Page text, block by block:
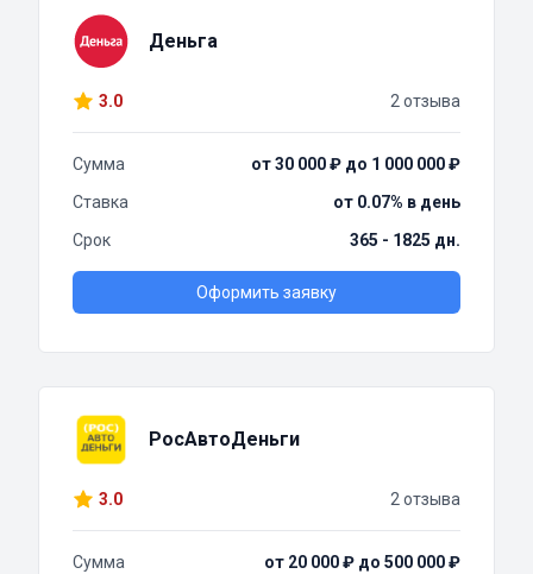
Деньга
3.0 2 отзыва
Сумма
от 30 000 ₽ до 1 000 000 ₽
Ставка
от 0.07% в день
Срок
365 - 1825 дн.
Оформить заявку
РосАвтоДеньги
3.0 2 отзыва
Сумма
от 20 000 ₽ до 500 000 ₽